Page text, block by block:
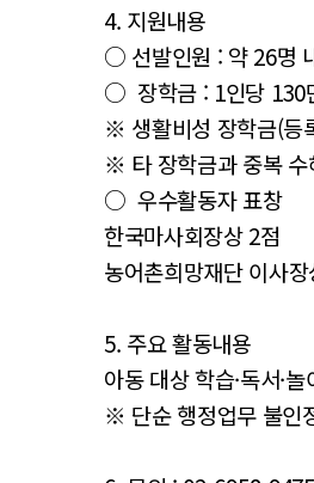
4. 지원내용
○ 선발인원 : 약 26명
○ 장학금 : 1인당 130
※ 생활비성 장학금(등
※ 타 장학금과 중복 수
○ 우수활동자 표창
한국마사회장상 2점
농어촌희망재단 이사
5. 주요 활동내용
아동 대상 학습·독서·
※ 단순 행정업무 불인